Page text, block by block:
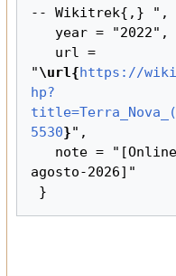
-- Wikitrek{,} ",
"\url{https://
hp?
5530}",
agosto-2026]"